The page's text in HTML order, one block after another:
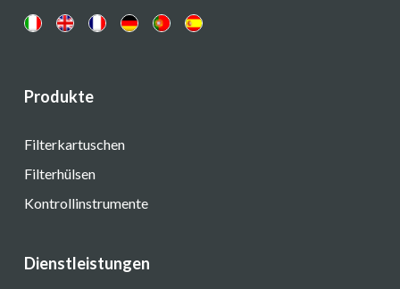
Produkte
Filterkartuschen
Filterhülsen
Kontrollinstrumente
Dienstleistungen